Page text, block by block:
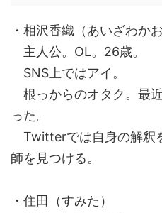
・相沢香織（あいざわかお
主人公。OL。26歳。
SNS上ではアイ。
根っからのオタク。最
った。
Twitterでは自身の解釈
師を見つける。
・住田（すみた）